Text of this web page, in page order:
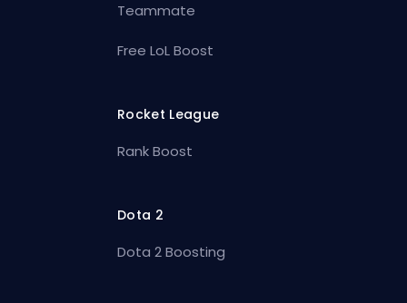
Teammate
Free LoL Boost
Rocket League
Rank Boost
Dota 2
Dota 2 Boosting